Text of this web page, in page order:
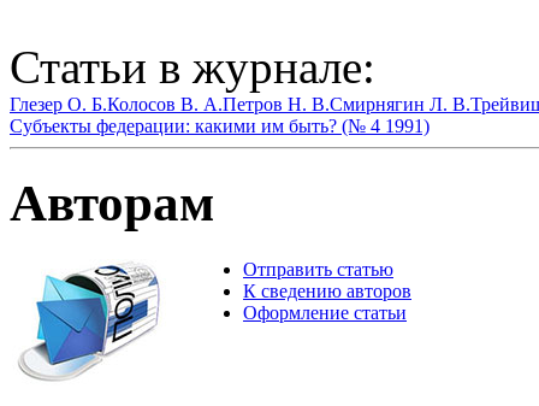
Статьи в журнале:
Глезер О. Б.Колосов В. А.Петров Н. В.Смирнягин Л. В.
Субъекты федерации: какими им быть? (№ 4 1991)
Авторам
Отправить статью
К сведению авторов
Оформление статьи